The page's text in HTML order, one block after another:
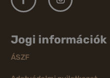
Jogi információk
ÁSZF